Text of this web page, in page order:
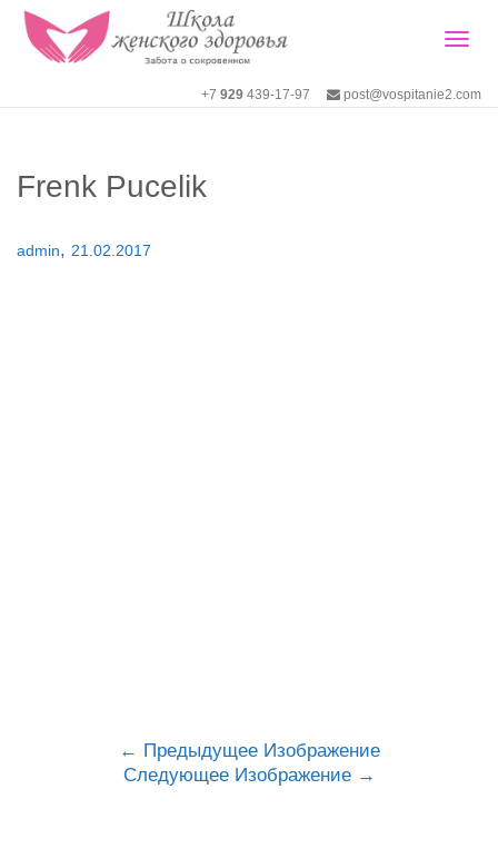
+7 929 439-17-97 post@vospitanie2.com
Frenk Pucelik
admin, 21.02.2017
Предыдущее Изображение
Следующее Изображение